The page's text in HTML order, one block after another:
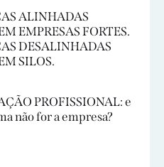
ALINHADAS
EMPRESAS FORTES.
DESALINHADAS
SILOS.
PROFISSIONAL: e
não for a empresa?